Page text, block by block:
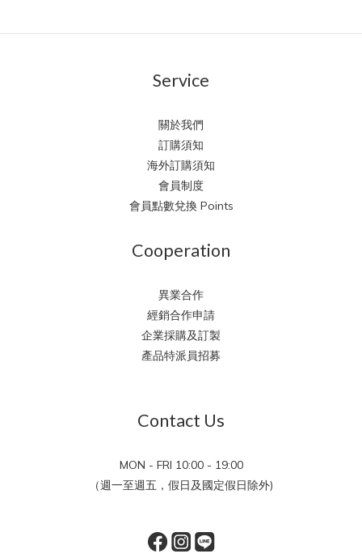
Service
關於我們
訂購須知
海外訂購須知
會員制度
會員點數兌換 Points
Cooperation
異業合作
經銷合作申請
企業採購及訂製
產品特派員招募
Contact Us
MON - FRI 10:00 - 19:00
（週一至週五，假日及國定假日除外)